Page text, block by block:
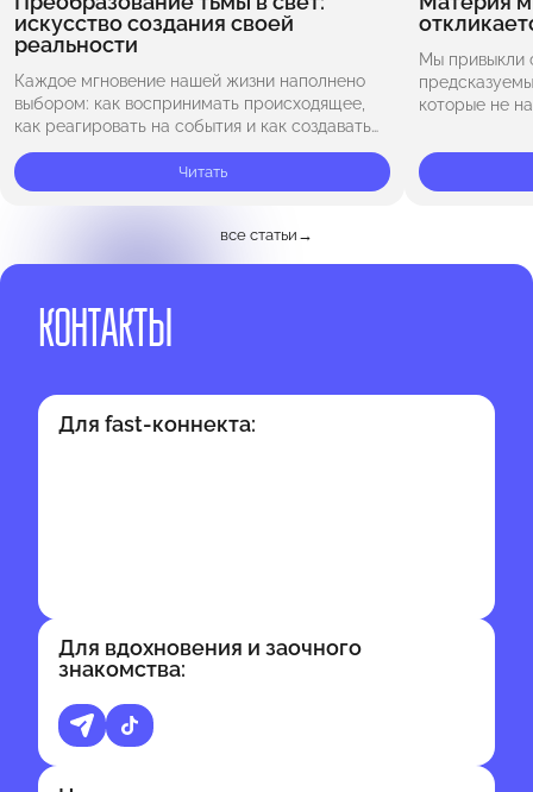
искусство создания своей
реальности
Каждое мгновение нашей жизни наполнено
выбором: как воспринимать происходящее,
как реагировать на события и как создавать
свою реальность. Освобождение от ожиданий
открывает путь к новым возможностям. Когда
мы перестаём навязывать…
Читать
Мы привыкли
которые не
камне — она
формируется
все статьи →
КОНТАКТЫ
Для fast-коннекта:
Для вдохновения и заочного
знакомства: